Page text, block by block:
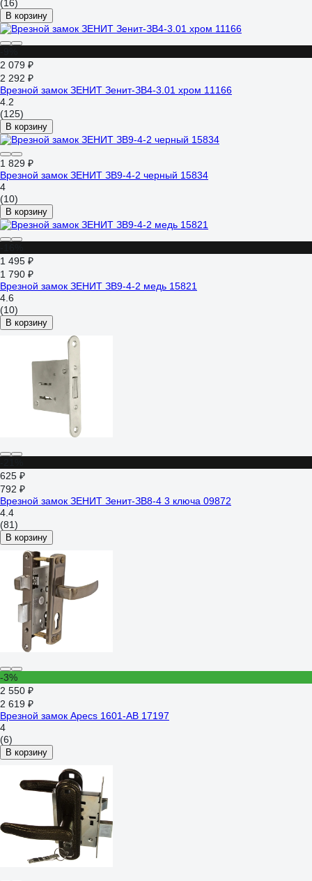
(16)
В корзину
2 079 ₽
2 292 ₽
Врезной замок ЗЕНИТ Зенит-ЗВ4-3.01 хром 11166
4.2
(125)
В корзину
1 829 ₽
Врезной замок ЗЕНИТ ЗВ9-4-2 черный 15834
4
(10)
В корзину
1 495 ₽
1 790 ₽
Врезной замок ЗЕНИТ ЗВ9-4-2 медь 15821
4.6
(10)
В корзину
625 ₽
792 ₽
Врезной замок ЗЕНИТ Зенит-ЗВ8-4 3 ключа 09872
4.4
(81)
В корзину
-3%
2 550 ₽
2 619 ₽
Врезной замок Apecs 1601-AB 17197
4
(6)
В корзину